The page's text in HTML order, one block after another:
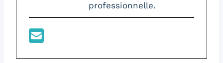
professionnelle.